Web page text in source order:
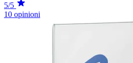
5/5
10 opinioni